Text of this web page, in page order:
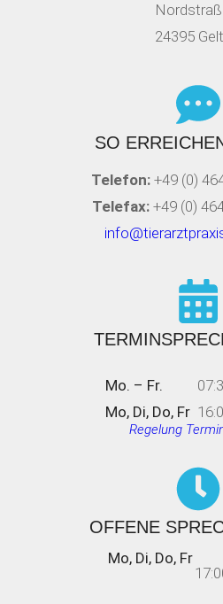
24395
SO
Telefon: +49 (0)
Telefax: +49 (0)
Mo. – Fr.
Mo, Di, Do, Fr
Regelung
OFFENE
Mo, Di, Do, Fr